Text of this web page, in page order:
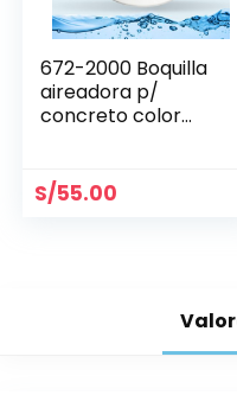
672-2000 Boquilla
aireadora p/
concreto color
S/55.00